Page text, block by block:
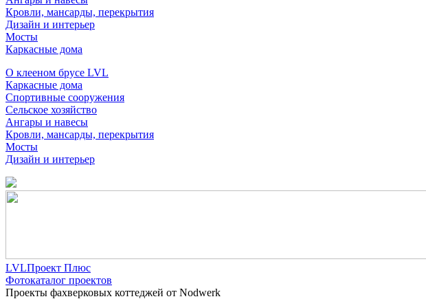
Кровли, мансарды, перекрытия
Дизайн и интерьер
Мосты
Каркасные дома
О клееном брусе LVL
Каркасные дома
Спортивные сооружения
Сельское хозяйство
Ангары и навесы
Кровли, мансарды, перекрытия
Мосты
Дизайн и интерьер
LVLПроект Плюс
Фотокаталог проектов
Проекты фахверковых коттеджей от Nodwerk